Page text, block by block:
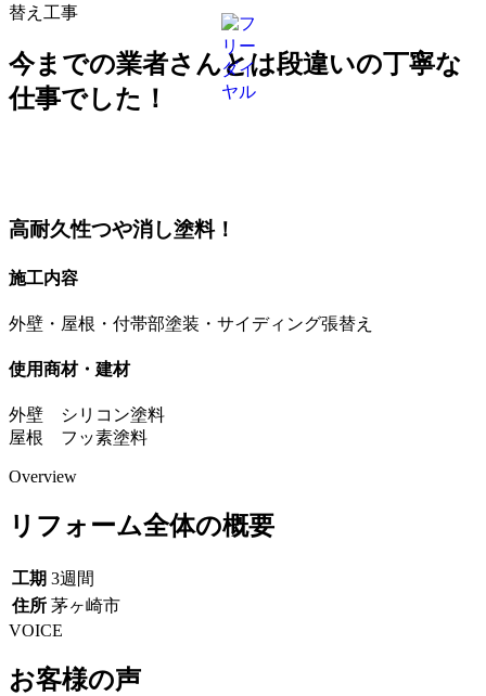
替え工事
今までの業者さんとは段違いの丁寧な
仕事でした！
高耐久性つや消し塗料！
施工内容
外壁・屋根・付帯部塗装・サイディング張替え
使用商材・建材
外壁 シリコン塗料
屋根 フッ素塗料
Overview
リフォーム全体の概要
工期 3週間
住所 茅ヶ崎市
VOICE
お客様の声